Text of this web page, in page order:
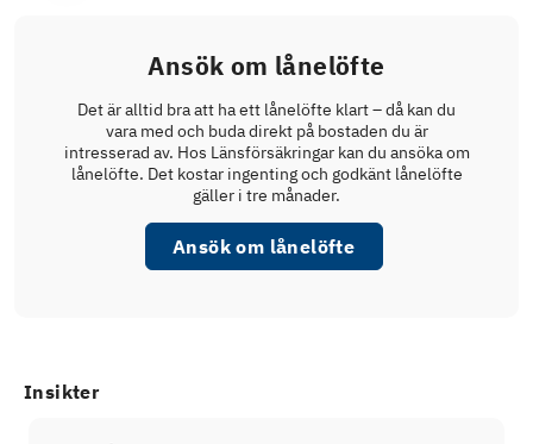
Ansök om lånelöfte
Det är alltid bra att ha ett lånelöfte klart – då kan du
vara med och buda direkt på bostaden du är
intresserad av. Hos Länsförsäkringar kan du ansöka om
lånelöfte. Det kostar ingenting och godkänt lånelöfte
gäller i tre månader.
Ansök om lånelöfte
Insikter